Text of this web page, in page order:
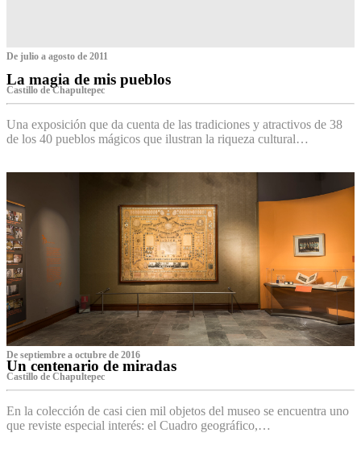
De julio a agosto de 2011
La magia de mis pueblos
Castillo de Chapultepec
Una exposición que da cuenta de las tradiciones y atractivos de 38
de los 40 pueblos mágicos que ilustran la riqueza cultural…
De septiembre a octubre de 2016
Un centenario de miradas
Castillo de Chapultepec
En la colección de casi cien mil objetos del museo se encuentra uno
que reviste especial interés: el Cuadro geográfico,…